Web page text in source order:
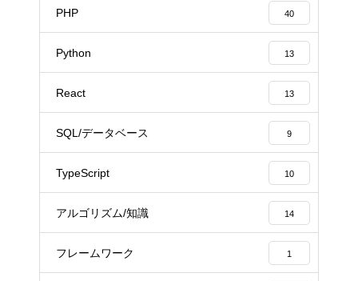
PHP 40
Python 13
React 13
SQL/データベース 9
TypeScript 10
アルゴリズム/知識 14
フレームワーク 1